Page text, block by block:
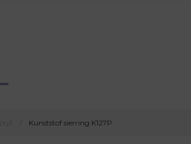
Kunststof sierring K127P